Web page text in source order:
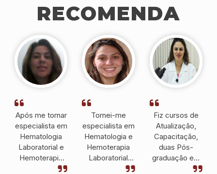
RECOMENDA
Após me tornar
especialista em
Hematologia
Laboratorial e
Hemoterapia
pelo IPESSP fui
Tornei-me
especialista em
Hematologia e
Hemoterapia
Laboratorial
pelo IPESSP e
Fiz cursos de
Atualização,
Capacitação,
duas Pós-
graduação em
Hematologia e